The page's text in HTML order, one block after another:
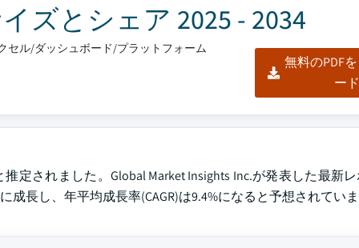
ズとシェア 2025 - 2034
セル/ダッシュボード/プラットフォーム
無料のPDF
ード
定されました。Global Market Insights Inc.が発表した最新
成長し、年平均成長率(CAGR)は9.4%になると予想されてい